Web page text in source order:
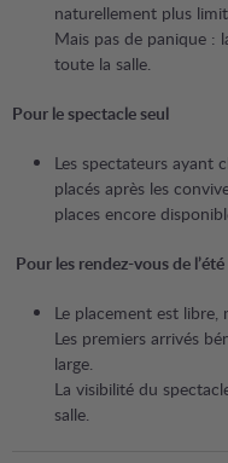
naturellement plus
Mais pas de panique :
toute la salle.
Pour le spectacle seul
Les spectateurs ayant
placés après les
places encore
Pour les rendez-vous de l’été
Le placement est libre,
Les premiers arrivés
large.
La visibilité du
salle.